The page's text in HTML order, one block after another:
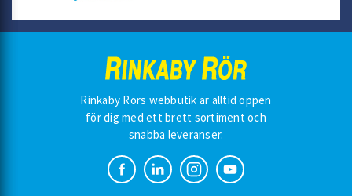
Rinkaby Rörs webbutik är alltid öppen
för dig med ett brett sortiment och
snabba leveranser.